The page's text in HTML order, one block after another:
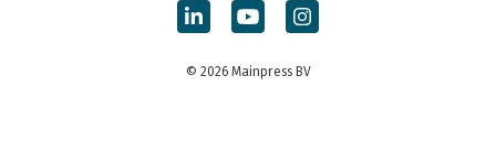
© 2026 Mainpress BV